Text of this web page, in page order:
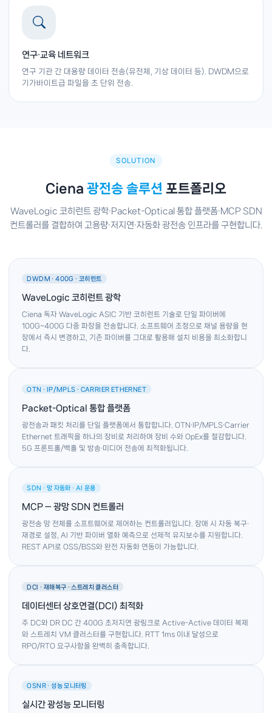
연구·교육 네트워크
연구 기관 간 대용량 데이터 전송(유전체, 기상 데이터 등). DWDM으로
기가바이트급 파일을 초 단위 전송.
SOLUTION
Ciena 광전송 솔루션 포트폴리오
WaveLogic 코히런트 광학·Packet-Optical 통합 플랫폼·MCP SDN
컨트롤러를 결합하여 고용량·저지연·자동화 광전송 인프라를 구현합니다.
DWDM · 400G · 코히런트
WaveLogic 코히런트 광학
Ciena 독자 WaveLogic ASIC 기반 코히런트 기술로 단일 파이버에
100G~400G 다중 파장을 전송합니다. 소프트웨어 조정으로 채널 용량을 현
장에서 즉시 변경하고, 기존 파이버를 그대로 활용해 설치 비용을 최소화합니
다.
OTN · IP/MPLS · CARRIER ETHERNET
Packet-Optical 통합 플랫폼
광전송과 패킷 처리를 단일 플랫폼에서 통합합니다. OTN·IP/MPLS·Carrier
Ethernet 트래픽을 하나의 장비로 처리하여 장비 수와 OpEx를 절감합니다.
5G 프론트홀/백홀 및 방송·미디어 전송에 최적화됩니다.
SDN · 망 자동화 · AI 운용
MCP — 광망 SDN 컨트롤러
광전송 망 전체를 소프트웨어로 제어하는 컨트롤러입니다. 장애 시 자동 복구·
재경로 설정, AI 기반 파이버 열화 예측으로 선제적 유지보수를 지원합니다.
REST API로 OSS/BSS와 완전 자동화 연동이 가능합니다.
DCI · 재해복구 · 스트레치 클러스터
데이터센터 상호연결(DCI) 최적화
주 DC와 DR DC 간 400G 초저지연 광링크로 Active-Active 데이터 복제
와 스트레치 VM 클러스터를 구현합니다. RTT 1ms 이내 달성으로
RPO/RTO 요구사항을 완벽히 충족합니다.
OSNR · 성능 모니터링
실시간 광성능 모니터링